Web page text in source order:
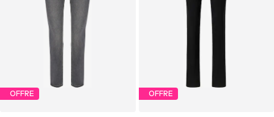
OFFRE OFFRE